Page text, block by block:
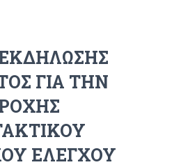
ΓΙΑ ΤΗΝ
ΕΛΕΓΧΟΥ